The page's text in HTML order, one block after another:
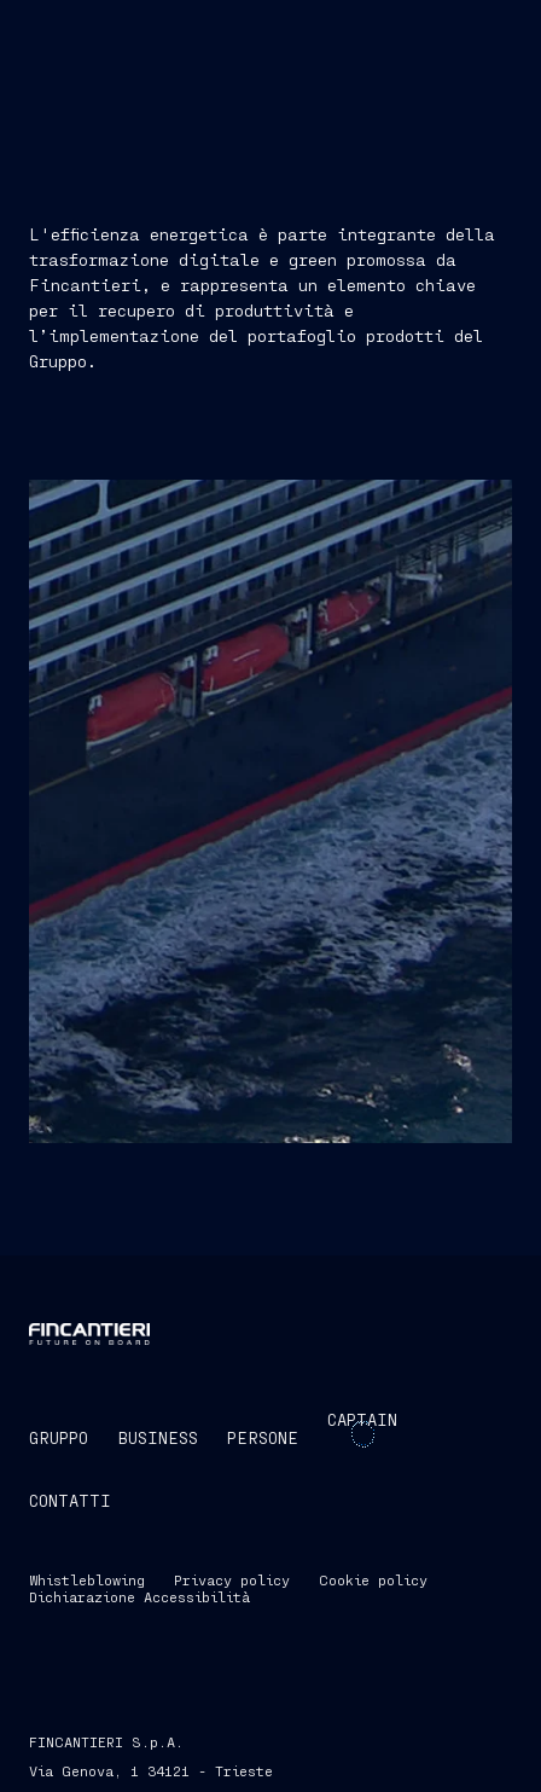
L'efficienza energetica è parte integrante della
trasformazione digitale e green promossa da
Fincantieri, e rappresenta un elemento chiave
per il recupero di produttività e
l’implementazione del portafoglio prodotti del
Gruppo.
GRUPPO BUSINESS PERSONE
CAPTAIN
CONTATTI
Whistleblowing Privacy policy
Cookie policy
Dichiarazione Accessibilità
FINCANTIERI S.p.A.
Via Genova, 1 34121 - Trieste